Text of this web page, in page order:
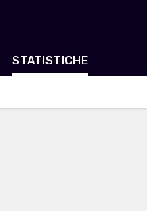
STATISTICHE